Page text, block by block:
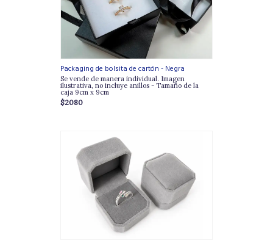
Packaging de bolsita de cartón - Negra
Se vende de manera individual. Imagen
ilustrativa, no incluye anillos - Tamaño de la
caja 9cm x 9cm
$2080